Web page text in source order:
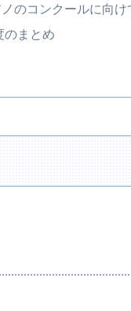
のコンクールに向け
のまとめ